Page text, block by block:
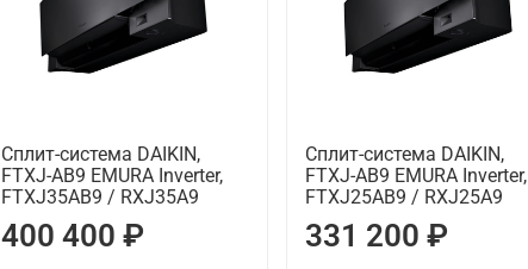
Сплит-система DAIKIN,
FTXJ-AB9 EMURA Inverter,
FTXJ35AB9 / RXJ35A9
400 400 ₽
Сплит-система DAIKIN,
FTXJ-AB9 EMURA Inverter,
FTXJ25AB9 / RXJ25A9
331 200 ₽